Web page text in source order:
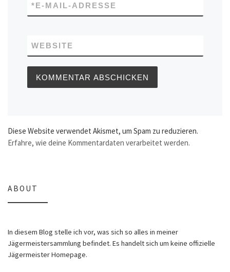
E-MAIL-ADRESSE
*
WEBSITE
Diese Website verwendet Akismet, um Spam zu reduzieren.
Erfahre, wie deine Kommentardaten verarbeitet werden.
ABOUT
In diesem Blog stelle ich vor, was sich so alles in meiner
Jägermeistersammlung befindet. Es handelt sich um keine offizielle
Jägermeister Homepage.